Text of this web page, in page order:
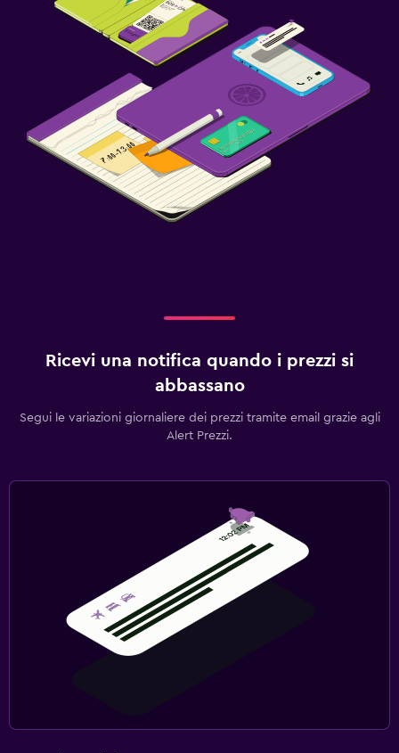
Ricevi una notifica quando i prezzi si
abbassano
Segui le variazioni giornaliere dei prezzi tramite email grazie agli
Alert Prezzi.